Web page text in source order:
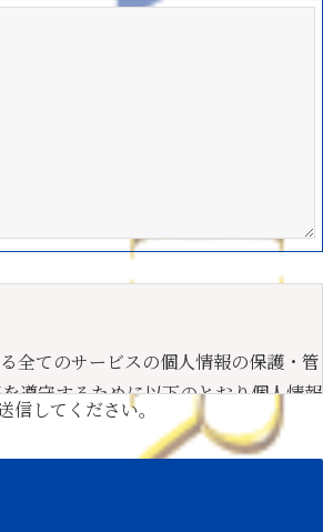
全てのサービスの個人情報の保護・管
遵守するために以下のとおり個人情報
、適法かつ公正な手段で行うととも
、提供範囲等について、文書、口頭
してください。